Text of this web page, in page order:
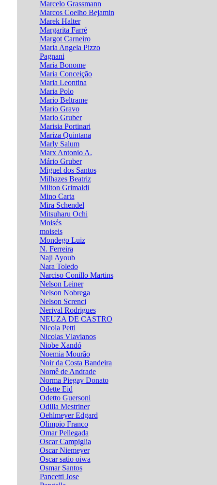
Marcelo Grassmann
Marcos Coelho Bejamin
Marek Halter
Margarita Farré
Margot Carneiro
Maria Angela Pizzo
Pagnani
Maria Bonome
Maria Conceição
Maria Leontina
Maria Polo
Mario Beltrame
Mario Gravo
Mario Gruber
Marisia Portinari
Mariza Quintana
Marly Salum
Marx Antonio A.
Mário Gruber
Miguel dos Santos
Milhazes Beatriz
Milton Grimaldi
Mino Carta
Mira Schendel
Mitsuharu Ochi
Moisés
moiseis
Mondego Luiz
N. Ferreira
Naji Ayoub
Nara Toledo
Narciso Conillo Martins
Nelson Leiner
Nelson Nobrega
Nelson Screnci
Nerival Rodrigues
NEUZA DE CASTRO
Nicola Petti
Nicolas Vlavianos
Niobe Xandó
Noemia Mourão
Noir da Costa Bandeira
Nomê de Andrade
Norma Piegay Donato
Odette Eid
Odetto Guersoni
Odilla Mestriner
Oehlmeyer Edgard
Olimpio Franco
Omar Pellegada
Oscar Campiglia
Oscar Niemeyer
Oscar satio oiwa
Osmar Santos
Pancetti Jose